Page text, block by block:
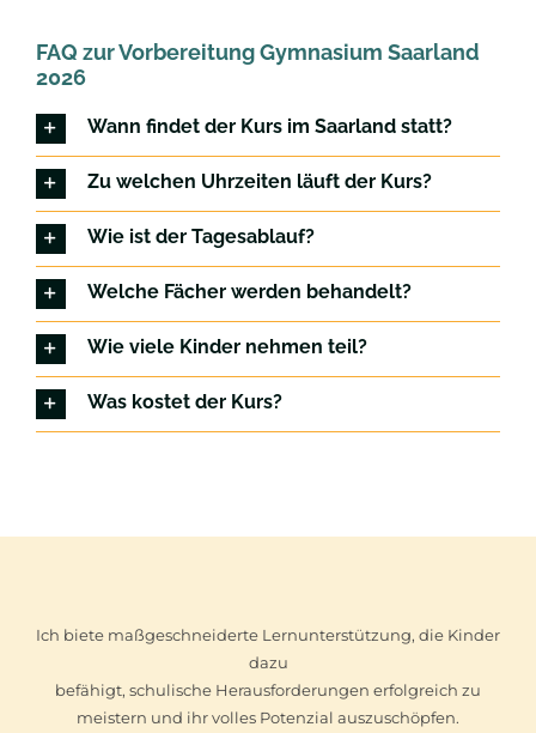
FAQ zur Vorbereitung Gymnasium Saarland
2026
Wann findet der Kurs im Saarland statt?
Zu welchen Uhrzeiten läuft der Kurs?
Wie ist der Tagesablauf?
Welche Fächer werden behandelt?
Wie viele Kinder nehmen teil?
Was kostet der Kurs?
Ich biete maßgeschneiderte Lernunterstützung, die Kinder
dazu
befähigt, schulische Herausforderungen erfolgreich zu
meistern und ihr volles Potenzial auszuschöpfen.